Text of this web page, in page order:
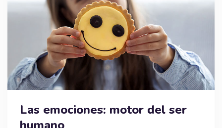
Las emociones: motor del ser